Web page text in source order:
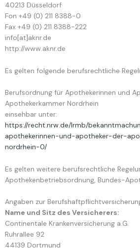
40213 Düsseldorf
Fon +49 (0) 211 8388-0
Fax +49 (0) 211 8388-222
info[at]aknr.de
http://www.aknr.de
Es gelten folgende berufsrechtliche
Berufsordnung für Apothekerinnen und
Apothekerkammer Nordrhein
einsehbar unter:
https://recht.nrw.de/lrmb/
apothekerinnen-und-apotheker-der-
nordrhein-0/
Es gelten weitere berufsrechtliche
Apothekenbetriebsordnung, Bundes-
Angaben zur
Name und Sitz des Versicherers:
Continentale Krankenversicherung a.G.
Ruhrallee 92
44139 Dortmund